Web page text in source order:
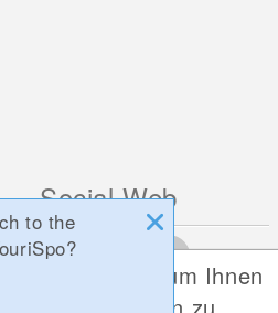
Social Web
to the
Cookies, um Ihnen